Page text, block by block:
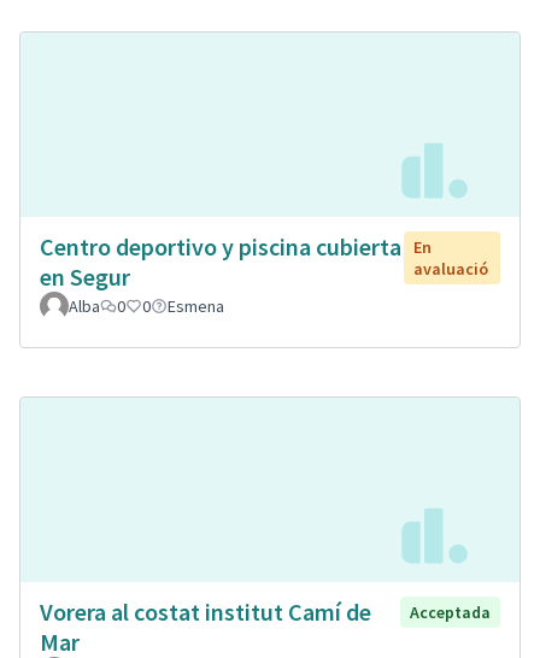
Centro deportivo y piscina cubierta
en Segur
En
avaluació
Alba
0 0 Esmena
Vorera al costat institut Camí de
Mar
Acceptada